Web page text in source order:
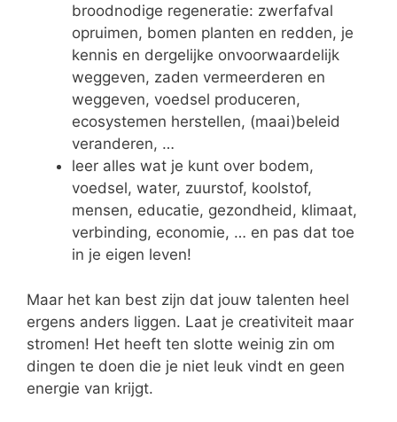
broodnodige regeneratie: zwerfafval
opruimen, bomen planten en redden, je
kennis en dergelijke onvoorwaardelijk
weggeven, zaden vermeerderen en
weggeven, voedsel produceren,
ecosystemen herstellen, (maai)beleid
veranderen, …
leer alles wat je kunt over bodem,
voedsel, water, zuurstof, koolstof,
mensen, educatie, gezondheid, klimaat,
verbinding, economie, … en pas dat toe
in je eigen leven!
Maar het kan best zijn dat jouw talenten heel
ergens anders liggen. Laat je creativiteit maar
stromen! Het heeft ten slotte weinig zin om
dingen te doen die je niet leuk vindt en geen
energie van krijgt.